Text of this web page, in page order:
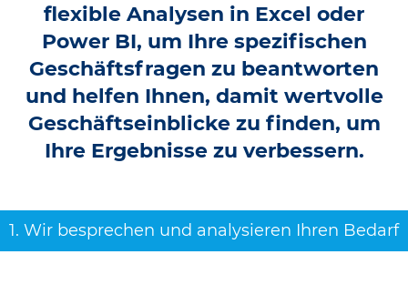
flexible Analysen in Excel oder
Power BI, um Ihre spezifischen
Geschäftsfragen zu beantworten
und helfen Ihnen, damit wertvolle
Geschäftseinblicke zu finden, um
Ihre Ergebnisse zu verbessern.
1. Wir besprechen und analysieren Ihren Bedarf